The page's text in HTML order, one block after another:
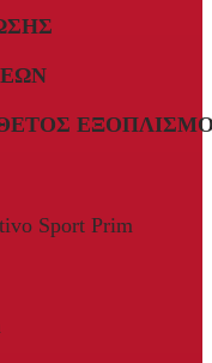
Sport Prim